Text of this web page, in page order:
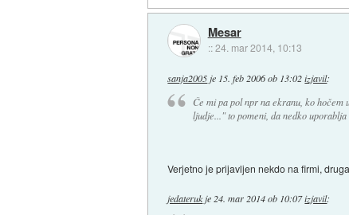
Mesar
::24. mar 2014, 10:13
sanja2005 je 15. feb 2006 ob 13:02 izjavil:
Če mi pa pol npr na ekranu, ko
ljudje..." to pomeni, da nedko
Verjetno je prijavljen nekdo na firmi,
jedaterukje24. mar 2014 ob 10:07izjavil: